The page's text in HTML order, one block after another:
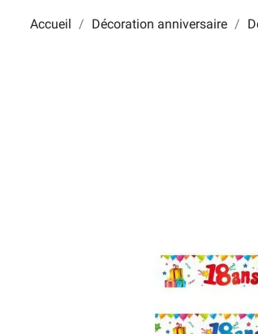
Accueil Décoration anniversaire